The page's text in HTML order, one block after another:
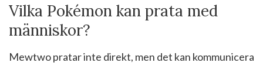
Vilka Pokémon kan prata med
människor?
Mewtwo pratar inte direkt, men det kan kommunicera